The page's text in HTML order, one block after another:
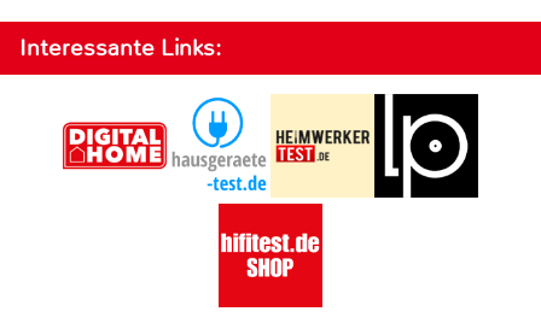
Interessante Links: